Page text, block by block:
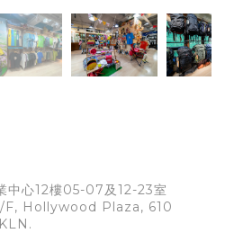
中心12樓05-07及12-23室
F, Hollywood Plaza, 610